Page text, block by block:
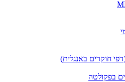
חוקרים באנגלית)
בפקולטה